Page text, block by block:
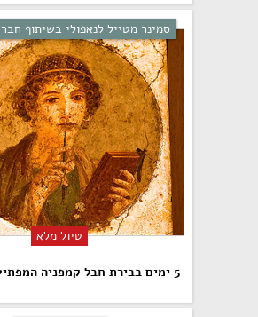
סמינר מטייל לנאפולי בשיתוף
טיול מלא
5 ימים בבירת חבל קמפניה המפתיעה וסביבתה